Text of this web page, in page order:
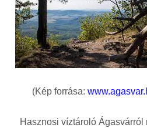
(Kép forrása:
Hasznosi víztároló Ágasvárról